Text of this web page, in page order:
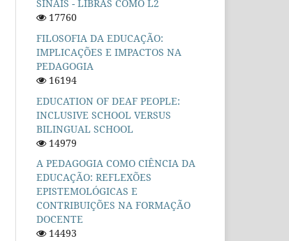
SINAIS - LIBRAS COMO L2
17760
FILOSOFIA DA EDUCAÇÃO:
IMPLICAÇÕES E IMPACTOS NA
PEDAGOGIA
16194
EDUCATION OF DEAF PEOPLE:
INCLUSIVE SCHOOL VERSUS
BILINGUAL SCHOOL
14979
A PEDAGOGIA COMO CIÊNCIA DA
EDUCAÇÃO: REFLEXÕES
EPISTEMOLÓGICAS E
CONTRIBUIÇÕES NA FORMAÇÃO
DOCENTE
14493